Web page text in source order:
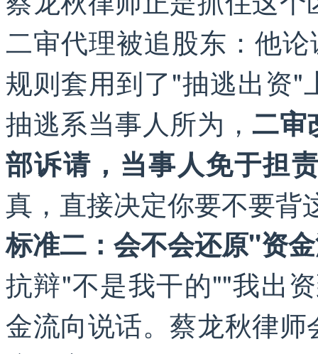
二审代理被追股东：他
规则套用到了"抽逃出资"
抽逃系当事人所为，二审
部诉请，当事人免于担
真，直接决定你要不要背
标准二：会不会还原"资
抗辩"不是我干的""我出
金流向说话。蔡龙秋律